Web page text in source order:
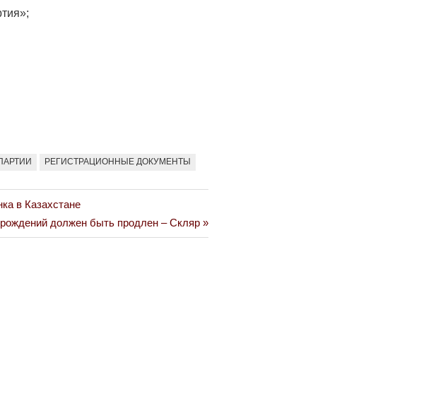
РЕГИСТРАЦИОННЫЕ ДОКУМЕНТЫ
в Казахстане
должен быть продлен – Скляр